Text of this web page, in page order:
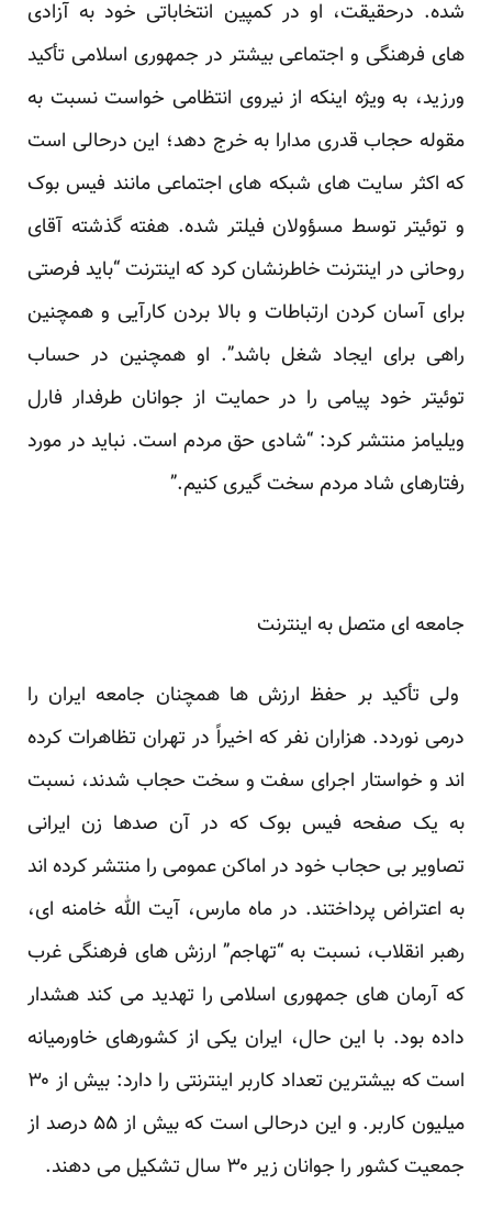
شده. درحقیقت، او در کمپین انتخاباتی خود به آزادی
های فرهنگی و اجتماعی بیشتر در جمهوری اسلامی تأکید
ورزید، به ویژه اینکه از نیروی انتظامی خواست نسبت به
مقوله حجاب قدری مدارا به خرج دهد؛ این درحالی است
که اکثر سایت های شبکه های اجتماعی مانند فیس بوک
و توئیتر توسط مسؤولان فیلتر شده. هفته گذشته آقای
روحانی در اینترنت خاطرنشان کرد که اینترنت “باید فرصتی
برای آسان کردن ارتباطات و بالا بردن کارآیی و همچنین
راهی برای ایجاد شغل باشد”. او همچنین در حساب
توئیتر خود پیامی را در حمایت از جوانان طرفدار فارل
ویلیامز منتشر کرد: “شادی حق مردم است. نباید در مورد
رفتارهای شاد مردم سخت گیری کنیم.”
جامعه ای متصل به اینترنت
ولی تأکید بر حفظ ارزش ها همچنان جامعه ایران را
درمی نوردد. هزاران نفر که اخیراً در تهران تظاهرات کرده
اند و خواستار اجرای سفت و سخت حجاب شدند، نسبت
به یک صفحه فیس بوک که در آن صدها زن ایرانی
تصاویر بی حجاب خود در اماکن عمومی را منتشر کرده اند
به اعتراض پرداختند. در ماه مارس، آیت الله خامنه ای،
رهبر انقلاب، نسبت به “تهاجم” ارزش های فرهنگی غرب
که آرمان های جمهوری اسلامی را تهدید می کند هشدار
داده بود. با این حال، ایران یکی از کشورهای خاورمیانه
است که بیشترین تعداد کاربر اینترنتی را دارد: بیش از ۳۰
میلیون کاربر. و این درحالی است که بیش از ۵۵ درصد از
جمعیت کشور را جوانان زیر ۳۰ سال تشکیل می دهند.